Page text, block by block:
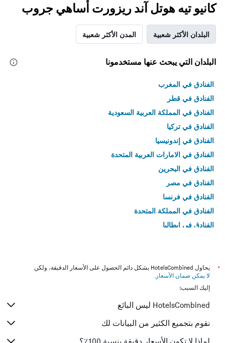
كانيو تيه هوتل آند ريزورت أساهي جروب
البلدان الأكثر شعبية المدن الأكثر شعبية
البلدان التي يبحث عنها مستخدمونا
الفنادق في المغرب
الفنادق في قطر
الفنادق في المملكة العربية السعودية
الفنادق في تركيا
الفنادق في إندونيسيا
الفنادق في الامارات العربية المتحدة
الفنادق في البحرين
الفنادق في مصر
الفنادق في فرنسا
الفنادق في المملكة المتحدة
الفنادق في إيطاليا
*
يحاول HotelsCombined بشكل دائم الحصول على الأسعار الدقيقة، ولكن
لا يمكن ضمان الأسعار .
إليك السبب:
HotelsCombined ليس البائع
نقوم بتجميع الكثير من البيانات لك
لماذا لا تكون الأسعار دقيقة بنسبة 100٪؟